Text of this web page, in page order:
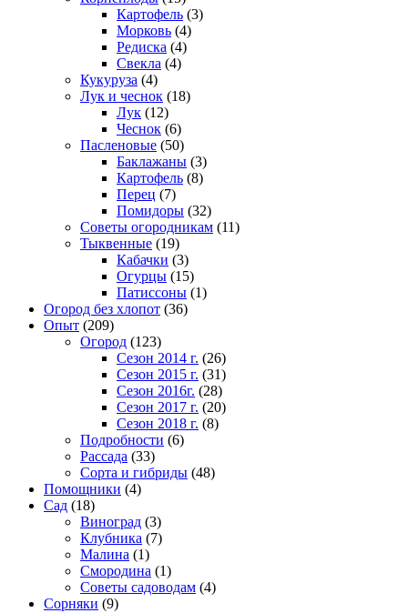
Картофель (3)
Морковь (4)
Редиска (4)
Свекла (4)
Кукуруза (4)
Лук и чеснок (18)
Лук (12)
Чеснок (6)
Пасленовые (50)
Баклажаны (3)
Картофель (8)
Перец (7)
Помидоры (32)
Советы огородникам (11)
Тыквенные (19)
Кабачки (3)
Огурцы (15)
Патиссоны (1)
Огород без хлопот (36)
Опыт (209)
Огород (123)
Сезон 2014 г. (26)
Сезон 2015 г. (31)
Сезон 2016г. (28)
Сезон 2017 г. (20)
Сезон 2018 г. (8)
Подробности (6)
Рассада (33)
Сорта и гибриды (48)
Помощники (4)
Сад (18)
Виноград (3)
Клубника (7)
Малина (1)
Смородина (1)
Советы садоводам (4)
Сорняки (9)